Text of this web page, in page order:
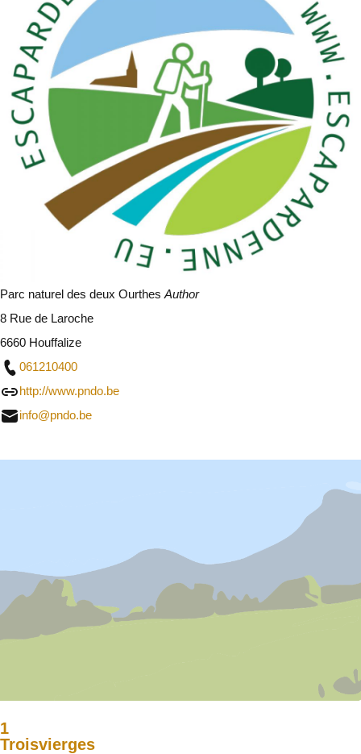
Parc naturel des deux Ourthes Author
8 Rue de Laroche
6660 Houffalize
061210400
http://www.pndo.be
info@pndo.be
1
Troisvierges